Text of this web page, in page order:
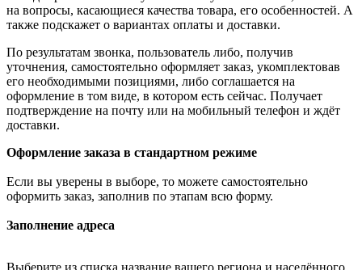
на вопросы, касающиеся качества товара, его особенностей. А
также подскажет о вариантах оплаты и доставки.
По результатам звонка, пользователь либо, получив
уточнения, самостоятельно оформляет заказ, укомплектовав
его необходимыми позициями, либо соглашается на
оформление в том виде, в котором есть сейчас. Получает
подтверждение на почту или на мобильный телефон и ждёт
доставки.
Оформление заказа в стандартном режиме
Если вы уверены в выборе, то можете самостоятельно
оформить заказ, заполнив по этапам всю форму.
Заполнение адреса
Выберите из списка название вашего региона и населённого